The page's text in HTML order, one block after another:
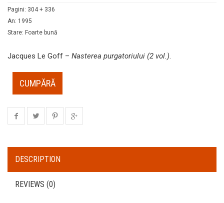
Pagini: 304 + 336
An: 1995
Stare: Foarte bună
Jacques Le Goff – Nasterea purgatoriului (2 vol.).
CUMPĂRĂ
DESCRIPTION
REVIEWS (0)